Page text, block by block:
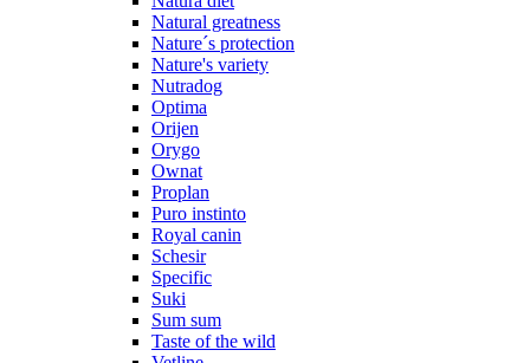
Natural greatness
Nature´s protection
Nature's variety
Nutradog
Optima
Orijen
Orygo
Ownat
Proplan
Puro instinto
Royal canin
Schesir
Specific
Suki
Sum sum
Taste of the wild